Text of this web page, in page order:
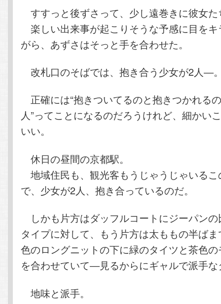
すすっと後ずさって、少し遠巻きに彼女
楽しい出来事が起こりそうな予感に目を
がら、あずさはそっと手を合わせた。
改札口のそばでは、抱き合う少女が2人―
正確には“抱きついてるのと抱きつかれる
人”ってことになるのだろうけれど、細かい
いい。
休日の昼間の京都駅。
地域住民も、観光客もうじゃうじゃいる
で、少女が2人、抱き合っているのだ。
しかも片方はダッフルコートにジーパン
タイプに対して、もう片方は太ももの半ば
色のロングニットの下に緑のタイツと茶色
を合わせていて―見るからにギャルで派手な
地味と派手。